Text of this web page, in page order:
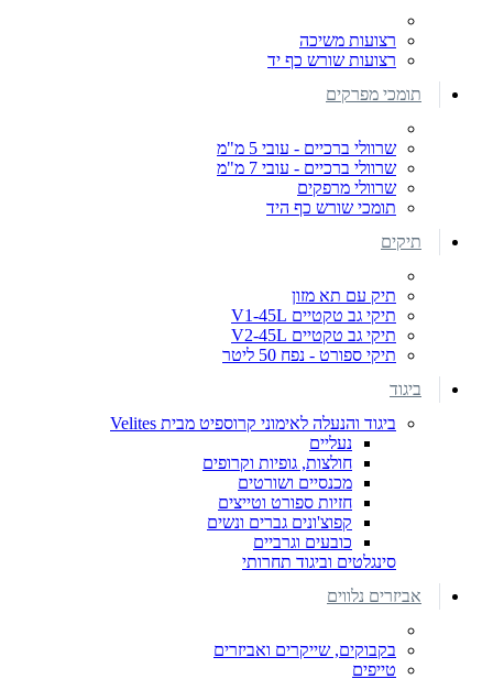
רצועות משיכה
רצועות שורש כף יד
תומכי מפרקים
שרוולי ברכיים - עובי 5 מ"מ
שרוולי ברכיים - עובי 7 מ"מ
שרוולי מרפקים
תומכי שורש כף היד
תיקים
תיק עם תא מזון
תיקי גב טקטיים V1-45L
תיקי גב טקטיים V2-45L
תיקי ספורט - נפח 50 ליטר
ביגוד
ביגוד והנעלה לאימוני קרוספיט מבית Velites
נעליים
חולצות, גופיות וקרופים
מכנסיים ושורטים
חזיות ספורט וטייצים
קפוצ'ונים גברים ונשים
כובעים וגרביים
סינגלטים וביגוד תחרותי
אביזרים נלווים
בקבוקים, שייקרים ואביזרים
טייפים